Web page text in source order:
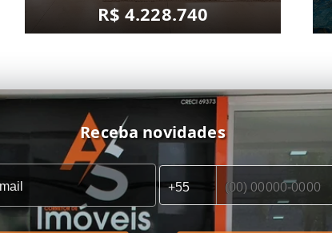
R$ 4.228.740
Receba novidades